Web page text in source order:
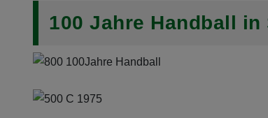
100 Jahre Handball